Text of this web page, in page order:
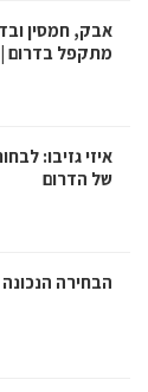
אבק, חמסין
מתקפל בדרום | QTENT
איזי גזיבו:
של הדרום
הבחירה